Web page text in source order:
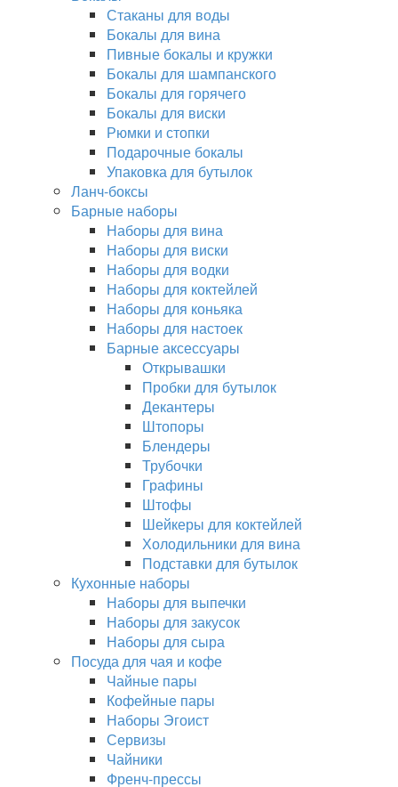
Стаканы для воды
Бокалы для вина
Пивные бокалы и кружки
Бокалы для шампанского
Бокалы для горячего
Бокалы для виски
Рюмки и стопки
Подарочные бокалы
Упаковка для бутылок
Ланч-боксы
Барные наборы
Наборы для вина
Наборы для виски
Наборы для водки
Наборы для коктейлей
Наборы для коньяка
Наборы для настоек
Барные аксессуары
Открывашки
Пробки для бутылок
Декантеры
Штопоры
Блендеры
Трубочки
Графины
Штофы
Шейкеры для коктейлей
Холодильники для вина
Подставки для бутылок
Кухонные наборы
Наборы для выпечки
Наборы для закусок
Наборы для сыра
Посуда для чая и кофе
Чайные пары
Кофейные пары
Наборы Эгоист
Сервизы
Чайники
Френч-прессы